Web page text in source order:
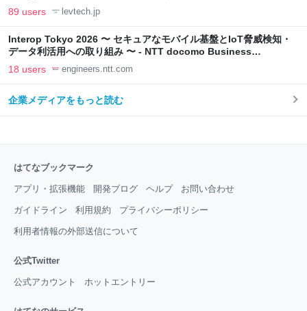
LAB
89 users levtech.jp
Interop Tokyo 2026 〜 セキュアなモバイル基盤とIoT脅威検知・
データ利活用への取り組み 〜 - NTT docomo Business
Engineers' Blog
18 users engineers.ntt.com
企業メディアをもっと読む
はてなブックマーク
アプリ・拡張機能 開発ブログ ヘルプ お問い合わせ
ガイドライン 利用規約 プライバシーポリシー
利用者情報の外部送信について
公式Twitter
公式アカウント ホットエントリー